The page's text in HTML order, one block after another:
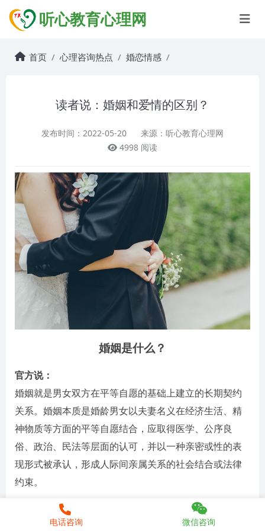
听心教育心理网
首页 心理咨询热点 婚恋情感
读者说：婚姻和爱情的区别？
发布时间：2022-05-20
来源：听心教育心理网
4998 阅读
婚姻是什么？
官方说：
婚姻就是男女双方在平等自愿的基础上建立的长期契约
关系。婚姻本质是婚龄男女以夫妻名义在经济生活、精
神物质等方面的平等自愿结合，应取得医学、公序良
俗、政治、民法等层面的认可，并以一种亲密或性的表
现形式被承认，形成人际间亲属关系的社会结合或法律
约束。
婚姻是一座围城，外面的人想进去里面的人想出来。婚
电话咨询 微信咨询